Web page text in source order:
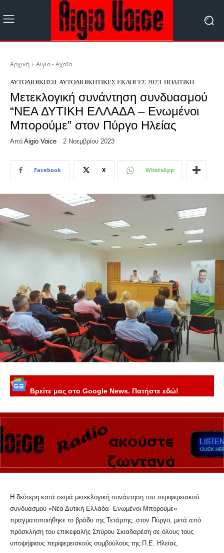
Αρχική Αίγιο - Αχαΐα
ΑΥΤΟΔΙΟΊΚΗΣΗ ΑΥΤΟΔΙΟΙΚΗΤΙΚΈΣ ΕΚΛΟΓΈΣ 2023 ΠΟΛΙΤΙΚΉ
Μετεκλογική συνάντηση συνδυασμού
“ΝΕΑ ΔΥΤΙΚΗ ΕΛΛΑΔΑ – Ενωμένοι
Μπορούμε” στον Πύργο Ηλείας
Από Aigio Voice 2 Νοεμβρίου 2023
Facebook X WhatsApp
Βρείτε μας στο Google News. Πατήστε εδώ!
Η δεύτερη κατά σειρά μετεκλογική συνάντηση του περιφερειακού
συνδυασμού «Νέα Δυτική Ελλάδα- Ενωμένοι Μπορούμε»
πραγματοποιήθηκε το βράδυ της Τετάρτης, στον Πύργο, μετά από
πρόσκληση του επικεφαλής Σπύρου Σκιαδαρέση σε όλους τους
υποψήφιους περιφερειακούς συμβούλους της Π.Ε. Ηλείας.